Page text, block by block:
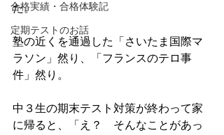
合格実績・合格体験記
定期テストのお話
た。
塾の近くを通過した「さいたま国際マ
ラソン」然り、「フランスのテロ事
件」然り。
中３生の期末テスト対策が終わって家
に帰ると、「え？　そんなことがあっ